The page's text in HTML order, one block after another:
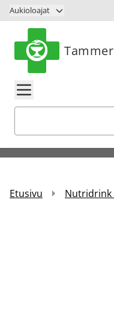
Siirry sisältöön
Aukioloajat
Etusivu Nutridrink